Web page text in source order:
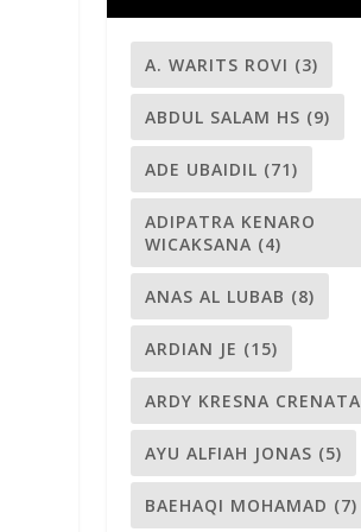
A. WARITS ROVI (3)
ABDUL SALAM HS (9)
ADE UBAIDIL (71)
ADIPATRA KENARO
WICAKSANA (4)
ANAS AL LUBAB (8)
ARDIAN JE (15)
ARDY KRESNA CRENATA
AYU ALFIAH JONAS (5)
BAEHAQI MOHAMAD (7)